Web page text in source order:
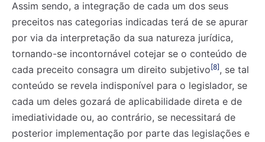
Assim sendo, a integração de cada um dos seus
preceitos nas categorias indicadas terá de se apurar
por via da interpretação da sua natureza jurídica,
tornando-se incontornável cotejar se o conteúdo de
cada preceito consagra um direito subjetivo[8], se tal
conteúdo se revela indisponível para o legislador, se
cada um deles gozará de aplicabilidade direta e de
imediatividade ou, ao contrário, se necessitará de
posterior implementação por parte das legislações e